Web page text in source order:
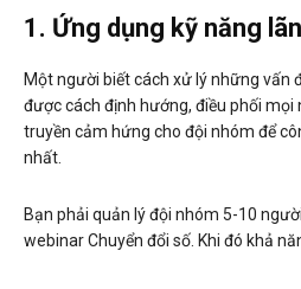
1. Ứng dụng kỹ năng
Một người biết cách xử lý những vấn
được cách định hướng, điều phối mọi
truyền cảm hứng cho đội nhóm để
nhất.
Bạn phải quản lý đội nhóm 5-10
webinar Chuyển đổi số. Khi đó khả